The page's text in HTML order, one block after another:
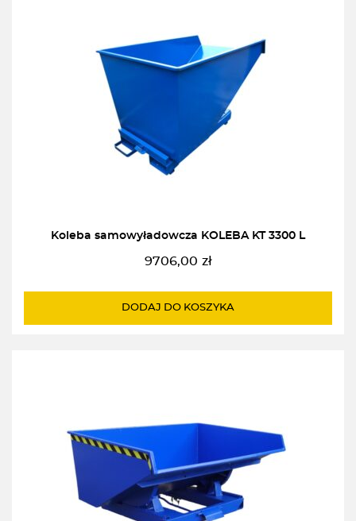
Koleba samowyładowcza KOLEBA KT 3300 L
9706,00 zł
DODAJ DO KOSZYKA